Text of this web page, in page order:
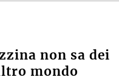
non sa dei
mondo